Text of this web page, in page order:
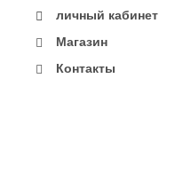
личный кабинет
Магазин
Контакты